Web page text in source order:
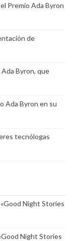
Premio Ada Byron
de
Byron, que
Ada Byron en su
tecnólogas
Night Stories
Night Stories